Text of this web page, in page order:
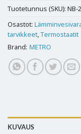
Tuotetunnus (SKU): NB-
Osastot:
tarvikkeet,Termostaatit
Brand: METRO
KUVAUS